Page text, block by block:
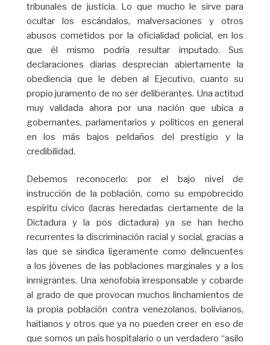
tribunales de justicia. Lo que mucho le sirve para
ocultar los escándalos, malversaciones y otros
abusos cometidos por la oficialidad policial, en los
que él mismo podría resultar imputado. Sus
declaraciones diarias desprecian abiertamente la
obediencia que le deben al Ejecutivo, cuanto su
propio juramento de no ser deliberantes. Una actitud
muy validada ahora por una nación que ubica a
gobernantes, parlamentarios y políticos en general
en los más bajos peldaños del prestigio y la
credibilidad.
Debemos reconocerlo: por el bajo nivel de
instrucción de la población, como su empobrecido
espíritu cívico (lacras heredadas ciertamente de la
Dictadura y la pos dictadura) ya se han hecho
recurrentes la discriminación racial y social, gracias a
las que se sindica ligeramente como delincuentes
a los jóvenes de las poblaciones marginales y a los
inmigrantes. Una xenofobia irresponsable y cobarde
al grado de que provocan muchos linchamientos de
la propia población contra venezolanos, bolivianos,
haitianos y otros que ya no pueden creer en eso de
que somos un país hospitalario o un verdadero “asilo